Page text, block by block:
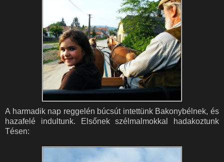
A harmadik nap reggelén búcsút intettünk Bakonybélnek, és
hazafelé indultunk. Elsőnek szélmalmokkal hadakoztunk
Tésen: